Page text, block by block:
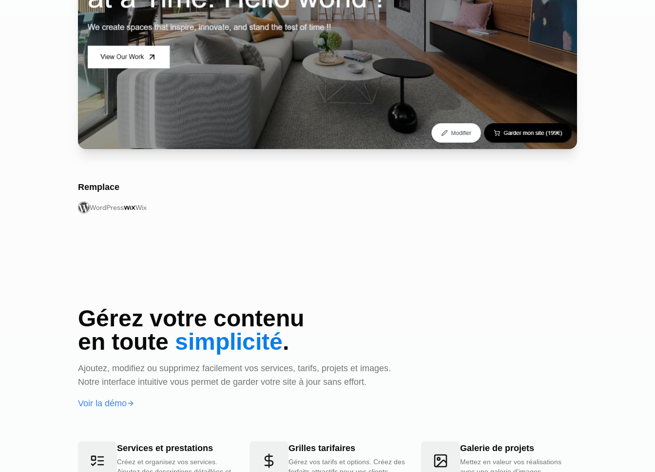
Remplace
WordPress Wix
Gérez votre contenu
en toute simplicité.
Ajoutez, modifiez ou supprimez facilement vos services, tarifs, projets et images.
Notre interface intuitive vous permet de garder votre site à jour sans effort.
Voir la démo
Services et prestations
Créez et organisez vos services.
Grilles tarifaires
Gérez vos tarifs et options. Créez des
Galerie de projets
Mettez en valeur vos réalisations